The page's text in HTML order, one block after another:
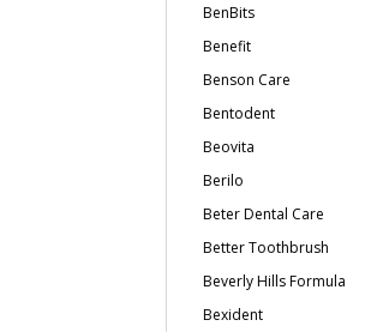
BenBits
Benefit
Benson Care
Bentodent
Beovita
Berilo
Beter Dental Care
Better Toothbrush
Beverly Hills Formula
Bexident